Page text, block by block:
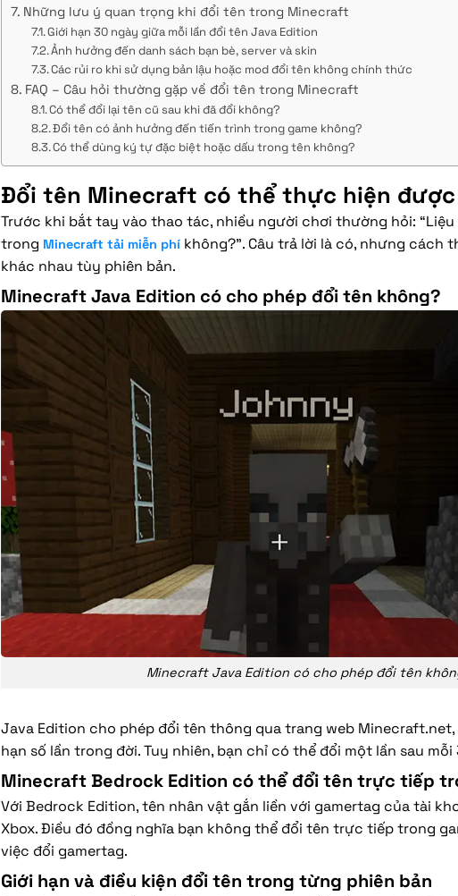
Những lưu ý quan trọng khi đổi tên trong Minecraft
Giới hạn 30 ngày giữa mỗi lần đổi tên Java Edition
Ảnh hưởng đến danh sách bạn bè, server và skin
Các rủi ro khi sử dụng bản lậu hoặc mod đổi tên không chính thức
FAQ – Câu hỏi thường gặp về đổi tên trong Minecraft
Có thể đổi lại tên cũ sau khi đã đổi không?
Đổi tên có ảnh hưởng đến tiến trình trong game không?
Có thể dùng ký tự đặc biệt hoặc dấu trong tên không?
Đổi tên Minecraft có thể thực hiện
Trước khi bắt tay vào thao tác, nhiều người chơi thường hỏi:
trong Minecraft tải miễn phí không?”. Câu trả lời là có, nhưng cách
khác nhau tùy phiên bản.
Minecraft Java Edition có cho phép đổi tên không?
Minecraft Java Edition có cho phép đổi tên
Java Edition cho phép đổi tên thông qua trang web Minecraft.net,
hạn số lần trong đời. Tuy nhiên, bạn chỉ có thể đổi một lần sau mỗi
Minecraft Bedrock Edition có thể đổi tên trực tiếp
Với Bedrock Edition, tên nhân vật gắn liền với gamertag của tài
Xbox. Điều đó đồng nghĩa bạn không thể đổi tên trực tiếp trong
việc đổi gamertag.
Giới hạn và điều kiện đổi tên trong từng phiên bản